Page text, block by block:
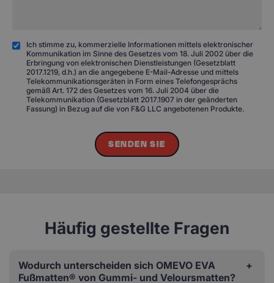
Ich stimme zu, kommerzielle Informationen mittels elektronischer
Kommunikation im Sinne des Gesetzes vom 18. Juli 2002 über die
Erbringung von elektronischen Dienstleistungen (Gesetzblatt
2017.1219, d.h.) an die angegebene E-Mail-Adresse und mittels
Telekommunikationsgeräten in Form eines Telefongesprächs
gemäß Art. 172 des Gesetzes vom 16. Juli 2004 über die
Telekommunikation (Gesetzblatt 2017.1907 in der geänderten
Fassung) in Bezug auf die von F&G LLC angebotenen Produkte.
SENDEN SIE
Häufig gestellte Fragen
Wodurch unterscheiden sich OMEVO EVA
Fußmatten® von Gummi- und Veloursmatten?